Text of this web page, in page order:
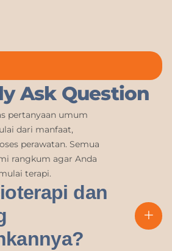
Ask Question
pertanyaan umum
dari manfaat,
perawatan. Semua
rangkum agar Anda
terapi.
dan